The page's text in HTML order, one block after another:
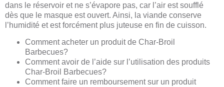
dans le réservoir et ne s’évapore pas, car l’air est soufflé
dès que le masque est ouvert. Ainsi, la viande conserve
l’humidité et est forcément plus juteuse en fin de cuisson.
Comment acheter un produit de Char-Broil
Barbecues?
Comment avoir de l’aide sur l’utilisation des produits
Char-Broil Barbecues?
Comment faire un remboursement sur un produit